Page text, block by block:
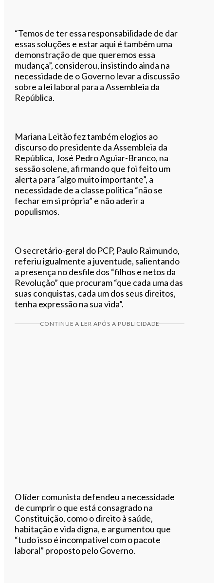
“Temos de ter essa responsabilidade de dar
essas soluções e estar aqui é também uma
demonstração de que queremos essa
mudança”, considerou, insistindo ainda na
necessidade de o Governo levar a discussão
sobre a lei laboral para a Assembleia da
República.
Mariana Leitão fez também elogios ao
discurso do presidente da Assembleia da
República, José Pedro Aguiar-Branco, na
sessão solene, afirmando que foi feito um
alerta para “algo muito importante”, a
necessidade de a classe política “não se
fechar em si própria” e não aderir a
populismos.
O secretário-geral do PCP, Paulo Raimundo,
referiu igualmente a juventude, salientando
a presença no desfile dos “filhos e netos da
Revolução” que procuram “que cada uma das
suas conquistas, cada um dos seus direitos,
tenha expressão na sua vida”.
CONTINUE A LER APÓS A PUBLICIDADE
O líder comunista defendeu a necessidade
de cumprir o que está consagrado na
Constituição, como o direito à saúde,
habitação e vida digna, e argumentou que
“tudo isso é incompatível com o pacote
laboral” proposto pelo Governo.